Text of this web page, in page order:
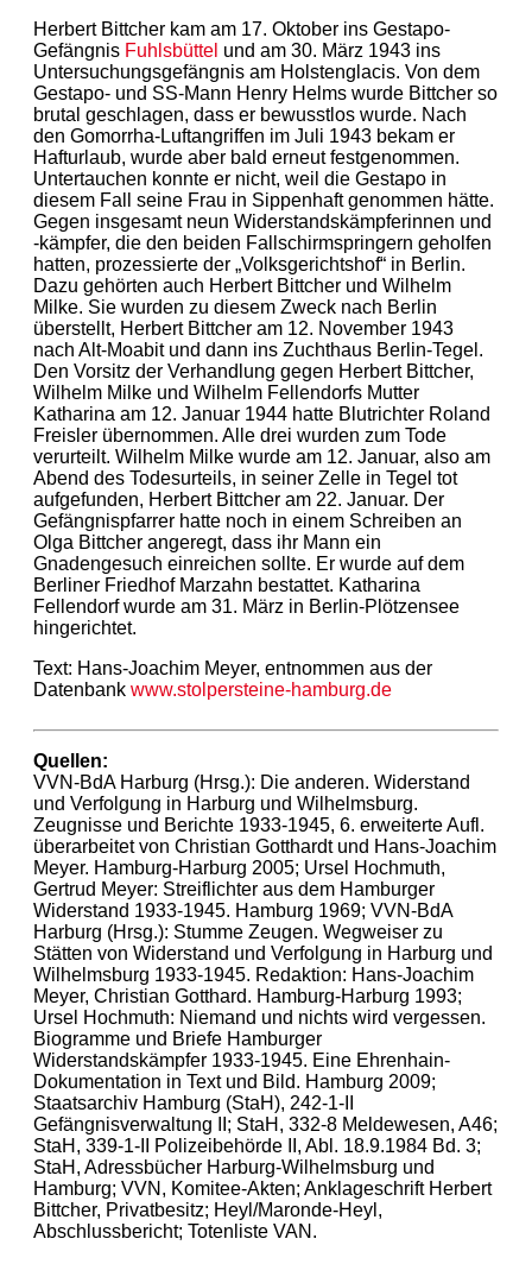
Herbert Bittcher kam am 17. Oktober ins Gestapo-
Gefängnis Fuhlsbüttel und am 30. März 1943 ins
Untersuchungsgefängnis am Holstenglacis. Von dem
Gestapo- und SS-Mann Henry Helms wurde Bittcher so
brutal geschlagen, dass er bewusstlos wurde. Nach
den Gomorrha-Luftangriffen im Juli 1943 bekam er
Hafturlaub, wurde aber bald erneut festgenommen.
Untertauchen konnte er nicht, weil die Gestapo in
diesem Fall seine Frau in Sippenhaft genommen hätte.
Gegen insgesamt neun Widerstandskämpferinnen und
-kämpfer, die den beiden Fallschirmspringern geholfen
hatten, prozessierte der „Volksgerichtshof“ in Berlin.
Dazu gehörten auch Herbert Bittcher und Wilhelm
Milke. Sie wurden zu diesem Zweck nach Berlin
überstellt, Herbert Bittcher am 12. November 1943
nach Alt-Moabit und dann ins Zuchthaus Berlin-Tegel.
Den Vorsitz der Verhandlung gegen Herbert Bittcher,
Wilhelm Milke und Wilhelm Fellendorfs Mutter
Katharina am 12. Januar 1944 hatte Blutrichter Roland
Freisler übernommen. Alle drei wurden zum Tode
verurteilt. Wilhelm Milke wurde am 12. Januar, also am
Abend des Todesurteils, in seiner Zelle in Tegel tot
aufgefunden, Herbert Bittcher am 22. Januar. Der
Gefängnispfarrer hatte noch in einem Schreiben an
Olga Bittcher angeregt, dass ihr Mann ein
Gnadengesuch einreichen sollte. Er wurde auf dem
Berliner Friedhof Marzahn bestattet. Katharina
Fellendorf wurde am 31. März in Berlin-Plötzensee
hingerichtet.
Text: Hans-Joachim Meyer, entnommen aus der
Datenbank www.stolpersteine-hamburg.de
Quellen:
VVN-BdA Harburg (Hrsg.): Die anderen. Widerstand
und Verfolgung in Harburg und Wilhelmsburg.
Zeugnisse und Berichte 1933-1945, 6. erweiterte Aufl.
überarbeitet von Christian Gotthardt und Hans-Joachim
Meyer. Hamburg-Harburg 2005; Ursel Hochmuth,
Gertrud Meyer: Streiflichter aus dem Hamburger
Widerstand 1933-1945. Hamburg 1969; VVN-BdA
Harburg (Hrsg.): Stumme Zeugen. Wegweiser zu
Stätten von Widerstand und Verfolgung in Harburg und
Wilhelmsburg 1933-1945. Redaktion: Hans-Joachim
Meyer, Christian Gotthard. Hamburg-Harburg 1993;
Ursel Hochmuth: Niemand und nichts wird vergessen.
Biogramme und Briefe Hamburger
Widerstandskämpfer 1933-1945. Eine Ehrenhain-
Dokumentation in Text und Bild. Hamburg 2009;
Staatsarchiv Hamburg (StaH), 242-1-II
Gefängnisverwaltung II; StaH, 332-8 Meldewesen, A46;
StaH, 339-1-II Polizeibehörde II, Abl. 18.9.1984 Bd. 3;
StaH, Adressbücher Harburg-Wilhelmsburg und
Hamburg; VVN, Komitee-Akten; Anklageschrift Herbert
Bittcher, Privatbesitz; Heyl/Maronde-Heyl,
Abschlussbericht; Totenliste VAN.